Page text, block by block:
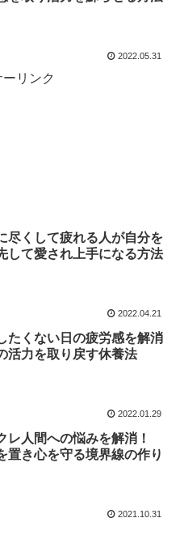
2022.05.31
リンク
尽くして疲れる人が自分を
して愛され上手になる方法
2022.04.21
たくない日の疲労感を解消
活力を取り戻す休養法
2022.01.29
レ人間への悩みを解消！
置き心を守る境界線の作り
2021.10.31